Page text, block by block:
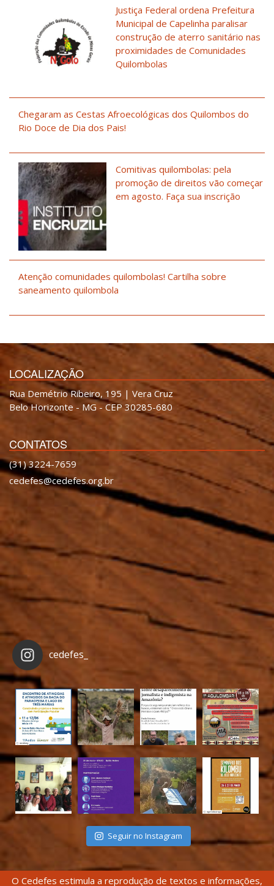
Justiça Federal ordena Prefeitura
Municipal de Capelinha paralisar
construção de aterro sanitário nas
proximidades de Comunidades
Quilombolas
Chegaram as Cestas Afroecológicas dos Quilombos do
Rio Doce de Dia dos Pais!
Comitivas quilombolas: pela
promoção de direitos vão começar
em agosto. Faça sua inscrição
Atenção comunidades quilombolas! Cartilha sobre
saneamento quilombola
LOCALIZAÇÃO
Rua Demétrio Ribeiro, 195 | Vera Cruz
Belo Horizonte - MG - CEP 30285-680
CONTATOS
(31) 3224-7659
cedefes@cedefes.org.br
cedefes_
Seguir no Instagram
O Cedefes estimula a reprodução de textos e informações,